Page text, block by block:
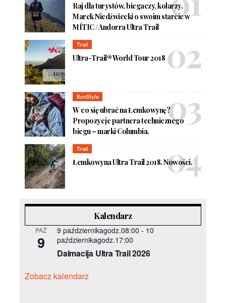
Raj dla turystów, biegaczy, kolarzy.
Marek Niedźwiecki o swoim starcie w
MÍTIC / Andorra Ultra Trail
Trail
Ultra-Trail® World Tour 2018
RunStyle
W co się ubrać na Łemkowynę?
Propozycje partnera technicznego
biegu – marki Columbia.
Trail
Łemkowyna Ultra Trail 2018. Nowości.
Kalendarz
PAŹ
9
9 październikagodz.08:00 - 10
październikagodz.17:00
Dalmacija Ultra Trail 2026
Zobacz kalendarz